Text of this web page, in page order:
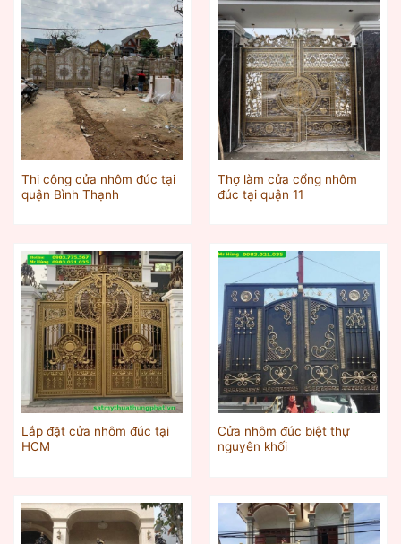
Thi công cửa nhôm đúc tại
quận Bình Thạnh
Thợ làm cửa cổng nhôm
đúc tại quận 11
Lắp đặt cửa nhôm đúc tại
HCM
Cửa nhôm đúc biệt thự
nguyên khối